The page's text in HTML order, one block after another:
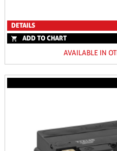
DETAILS
ADD TO CHART
AVAILABLE IN